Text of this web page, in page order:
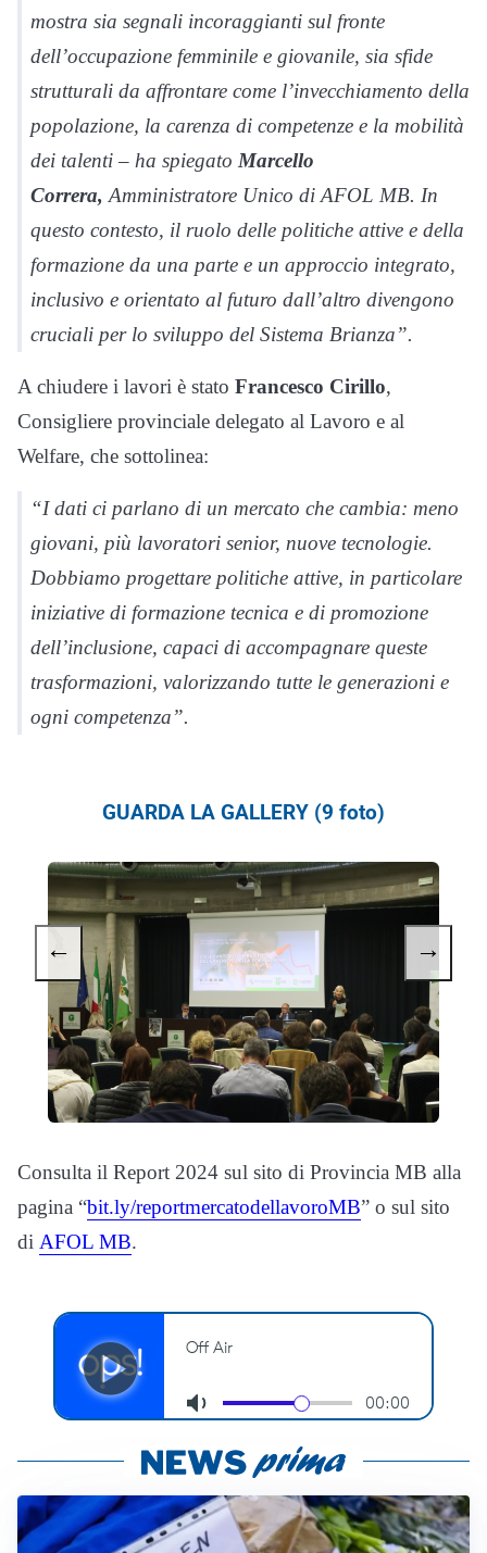
mostra sia segnali incoraggianti sul fronte
dell’occupazione femminile e giovanile, sia sfide
strutturali da affrontare come l’invecchiamento della
popolazione, la carenza di competenze e la mobilità
dei talenti – ha spiegato Marcello
Correra, Amministratore Unico di AFOL MB. In
questo contesto, il ruolo delle politiche attive e della
formazione da una parte e un approccio integrato,
inclusivo e orientato al futuro dall’altro divengono
cruciali per lo sviluppo del Sistema Brianza”.
A chiudere i lavori è stato Francesco Cirillo,
Consigliere provinciale delegato al Lavoro e al
Welfare, che sottolinea:
“I dati ci parlano di un mercato che cambia: meno
giovani, più lavoratori senior, nuove tecnologie.
Dobbiamo progettare politiche attive, in particolare
iniziative di formazione tecnica e di promozione
dell’inclusione, capaci di accompagnare queste
trasformazioni, valorizzando tutte le generazioni e
ogni competenza”.
GUARDA LA GALLERY (9 foto)
← →
Consulta il Report 2024 sul sito di Provincia MB alla
pagina “bit.ly/reportmercatodellavoroMB” o sul sito
di AFOL MB.